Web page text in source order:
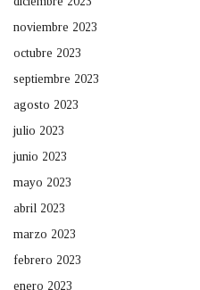
noviembre 2023
octubre 2023
septiembre 2023
agosto 2023
julio 2023
junio 2023
mayo 2023
abril 2023
marzo 2023
febrero 2023
enero 2023